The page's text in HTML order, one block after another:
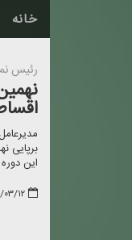
خانه
رئیس
این دوره با هدف
۱۴۰۵/